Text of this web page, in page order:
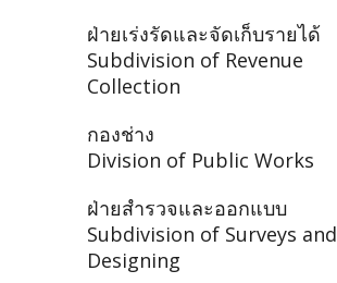
ฝ่ายเร่งรัดและจัดเก็บรายได้
Subdivision of Revenue
Collection
กองช่าง
Division of Public Works
ฝ่ายสำรวจและออกแบบ
Subdivision of Surveys and
Designing